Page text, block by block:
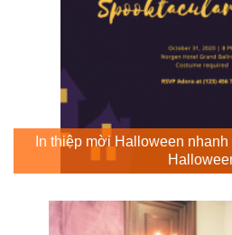
In thiệp mời Halloween